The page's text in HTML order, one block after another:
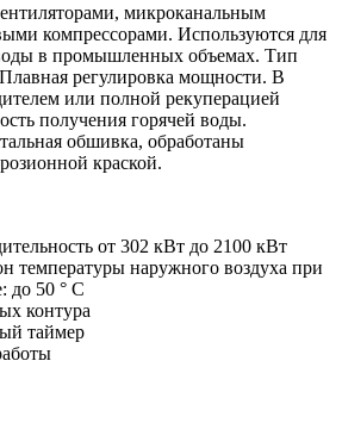
микроканальным
компрессорами. Используются для
в промышленных объемах. Тип
регулировка мощности. В
или полной рекуперацией
получения горячей воды.
обшивка, обработаны
краской.
от 302 кВт до 2100 кВт
температуры наружного воздуха при
до 50 ° C
контура
таймер